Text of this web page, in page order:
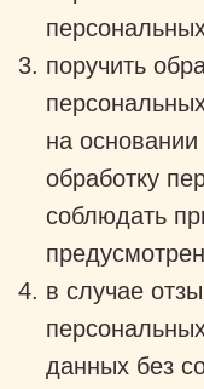
поручить
на
обработку
соблюдать
в случае
данных без